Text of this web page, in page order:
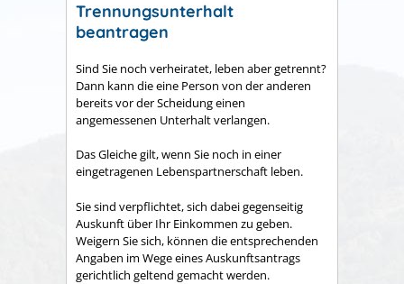
Trennungsunterhalt
beantragen
Sind Sie noch verheiratet, leben aber getrennt?
Dann kann die eine Person von der anderen
bereits vor der Scheidung einen
angemessenen Unterhalt verlangen.
Das Gleiche gilt, wenn Sie noch in einer
eingetragenen Lebenspartnerschaft leben.
Sie sind verpflichtet, sich dabei gegenseitig
Auskunft über Ihr Einkommen zu geben.
Weigern Sie sich, können die entsprechenden
Angaben im Wege eines Auskunftsantrags
gerichtlich geltend gemacht werden.